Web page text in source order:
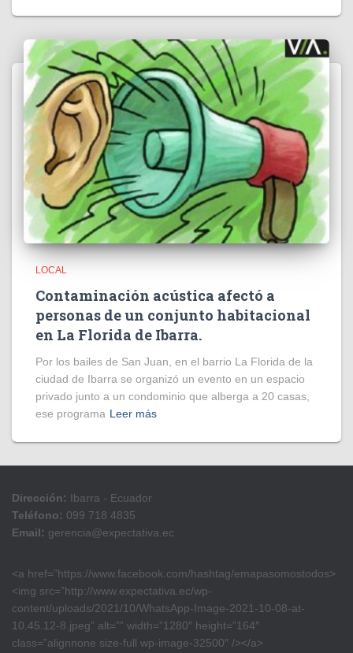
LOCAL
Contaminación acústica afectó a
personas de un conjunto habitacional
en La Florida de Ibarra.
Por los bailes de San Juan, en el barrio La Florida de la
ciudad de Ibarra se organizó un evento en un espacio
privado junto a un condominio que alberga a 20 casas,
ese programa Leer más
Dirección: Ibarra - Ecuador
Teléfono: 099 718 4835
Email: gerencia@expectativa.ec
<a href=”https://www.facebook.com/hashtag/emapasomostodos>
<img src=”http://www.expectativa.ec/wp-
content/uploads/2021/10/WhatsApp-Image-2021-10-08-at-
10.45.12-8.jpeg” alt=”” width=”1280″ height=”164″
class=”alignnone size-full wp-image-32500″ /></a>